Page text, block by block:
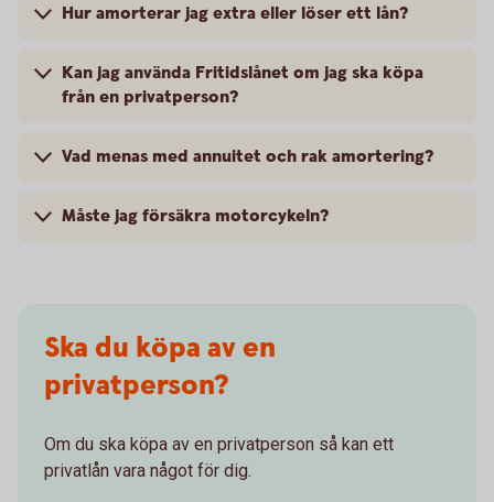
Hur amorterar jag extra eller löser ett lån?
Kan jag använda Fritidslånet om jag ska köpa
från en privatperson?
Vad menas med annuitet och rak amortering?
Måste jag försäkra motorcykeln?
Ska du köpa av en
privatperson?
Om du ska köpa av en privatperson så kan ett
privatlån vara något för dig.